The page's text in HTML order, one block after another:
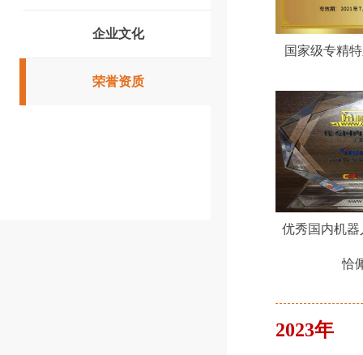
企业文化
荣誉资质
国家级专精
优秀国内机器
恰
2023年